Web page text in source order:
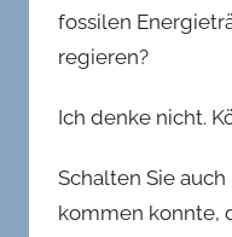
fossilen
regieren?
Ich denke nicht.
Schalten Sie
kommen konnte,